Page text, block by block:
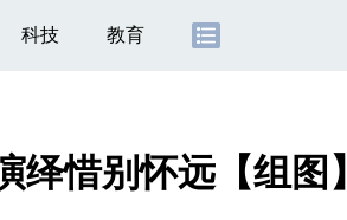
科技 教育
惜别怀远【组图】